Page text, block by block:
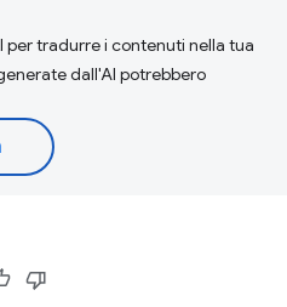
tradurre i contenuti nella tua
dall'AI potrebbero